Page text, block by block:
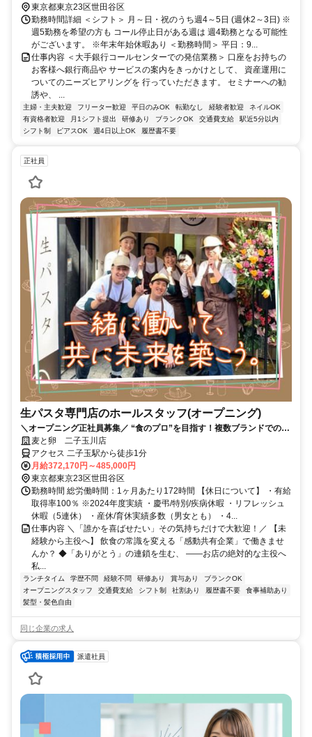
東京都東京23区世田谷区
勤務時間詳細 ＜シフト＞ 月～日・祝のうち週4～5日 (週休2～3日) ※
週5勤務を希望の方も コール停止日がある週は 週4勤務となる可能性
がございます。 ※年末年始休暇あり ＜勤務時間＞ 平日：9...
仕事内容 ＜大手銀行コールセンターでの発信業務＞ 口座をお持ちの
お客様へ銀行商品や サービスの案内をきっかけとして、 資産運用に
ついてのニーズヒアリングを 行っていただきます。 セミナーへの勧
誘や、 ...
主婦・主夫歓迎 フリーター歓迎 平日のみOK 転勤なし 経験者歓迎
ネイルOK
有資格者歓迎
月1シフト提出 研修あり ブランクOK 交通費支給
駅近5分以内
シフト制
ピアスOK 週4日以上OK 履歴書不要
正社員
生パスタ専門店のホールスタッフ(オープニング)
＼オープニング正社員募集／ “食のプロ”を目指す！複数ブランドでの経
験も可能！早期昇格可｜未経験歓迎！
麦と卵 二子玉川店
アクセス 二子玉駅から徒歩1分
月給372,170円～485,000円
東京都東京23区世田谷区
勤務時間 総労働時間：1ヶ月あたり172時間 【休日について】 ・有給
取得率100％ ※2024年度実績 ・慶弔/特別/疾病休暇 ・リフレッシュ
休暇（5連休） ・産休/育休実績多数（男女とも） ・4...
仕事内容 ＼「誰かを喜ばせたい」その気持ちだけで大歓迎！／ 【未
経験から主役へ】 飲食の常識を変える「感動共有企業」で働きませ
んか？ ◆「ありがとう」の連鎖を生む、 ――お店の絶対的な主役へ
私...
ランチタイム 学歴不問 経験不問 研修あり 賞与あり
ブランクOK
オープニングスタッフ
交通費支給 シフト制 社割あり 履歴書不要
食事補助あり
髪型・髪色自由
同じ企業の求人
派遣社員